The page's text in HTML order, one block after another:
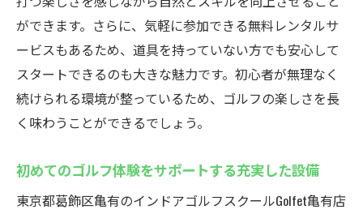
ができます。さらに、気軽に参加できる無料レンタルサ
ービスもあるため、道具を持っていない方でも安心して
スタートできるのも大きな魅力です。初心者が無理なく
続けられる環境が整っているため、ゴルフの楽しさを長
く味わうことができるでしょう。
初めてのゴルフ体験をサポートする充実した設備
東京都葛飾区亀有のインドアゴルフスクールGolfet亀有店